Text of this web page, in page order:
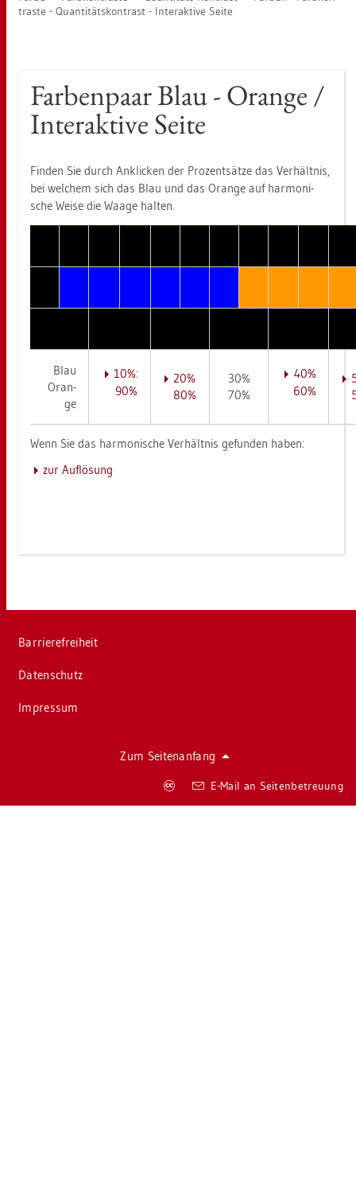
tras­te - Quan­ti­täts­kon­trast - In­ter­ak­ti­ve Seite
Far­ben­paar Blau - Oran­ge /
In­ter­ak­ti­ve Seite
Fin­den Sie durch An­kli­cken der Pro­zent­sät­ze das Ver­hält­nis,
bei wel­chem sich das Blau und das Oran­ge auf har­mo­ni­
sche Weise die Waage hal­ten.
Blau
Oran­
ge
10%:
90%
20%
80%
30%
70%
40%
60%
Wenn Sie das har­mo­ni­sche Ver­hält­nis ge­fun­den haben:
zur Auf­lö­sung
Bar­rie­re­frei­heit
Da­ten­schutz
Im­pres­sum
Zum Sei­ten­an­fang
E-Mail an Sei­ten­be­treu­ung
Co­